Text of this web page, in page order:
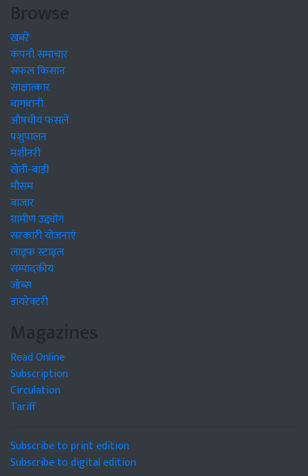
Browse
खबरें
कंपनी समाचार
सफल किसान
साक्षात्कार
बागवानी
औषधीय फसलें
पशुपालन
मशीनरी
खेती-बाड़ी
मौसम
बाजार
ग्रामीण उद्द्योग
सरकारी योजनाएं
लाइफ स्टाइल
सम्पादकीय
जॉब्स
डायरेक्टरी
Magazines
Read Online
Subscription
Circulation
Tariff
Subscribe to print edition
Subscribe to digital edition